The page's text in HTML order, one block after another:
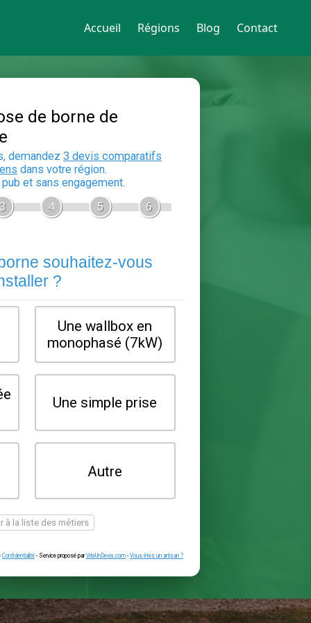
Accueil Régions Blog Contact
recharge
En 5 minutes, demandez
auxelectriciensdans votre région.
Gratuit, sans pub et sans engagement.
Quel type de borne souhaitez-
installer ?
Une wallbox en
Une prise renforcée
(type greenup)
Je ne sais pas